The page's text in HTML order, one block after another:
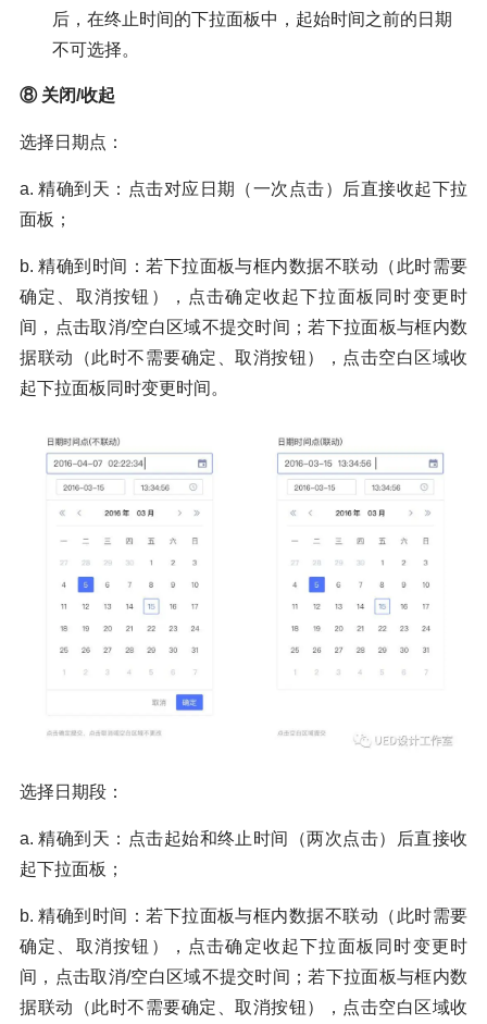
后，在终止时间的下拉面板中，起始时间之前的日期
不可选择。
⑧ 关闭/收起
选择日期点：
a. 精确到天：点击对应日期（一次点击）后直接收起下拉
面板；
b. 精确到时间：若下拉面板与框内数据不联动（此时需要
确定、取消按钮），点击确定收起下拉面板同时变更时
间，点击取消/空白区域不提交时间；若下拉面板与框内数
据联动（此时不需要确定、取消按钮），点击空白区域收
起下拉面板同时变更时间。
选择日期段：
a. 精确到天：点击起始和终止时间（两次点击）后直接收
起下拉面板；
b. 精确到时间：若下拉面板与框内数据不联动（此时需要
确定、取消按钮），点击确定收起下拉面板同时变更时
间，点击取消/空白区域不提交时间；若下拉面板与框内数
据联动（此时不需要确定、取消按钮），点击空白区域收